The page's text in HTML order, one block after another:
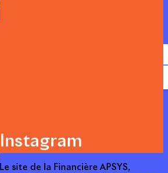
Instagram
Le site de la Financière APSYS,